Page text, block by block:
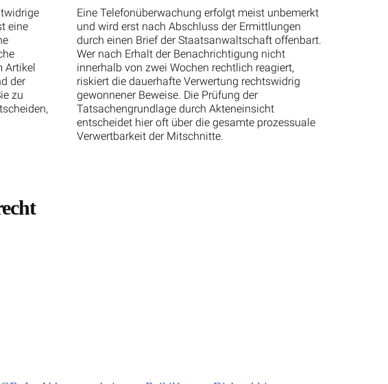
eine
Artikel
der
zu
Eine Telefonüberwachung erfolgt meist unbemerkt
und wird erst nach Abschluss der Ermittlungen
durch einen Brief der Staatsanwaltschaft offenbart.
Wer nach Erhalt der Benachrichtigung nicht
innerhalb von zwei Wochen rechtlich reagiert,
riskiert die dauerhafte Verwertung rechtswidrig
gewonnener Beweise. Die Prüfung der
Tatsachengrundlage durch Akteneinsicht
entscheidet hier oft über die gesamte prozessuale
Verwertbarkeit der Mitschnitte.